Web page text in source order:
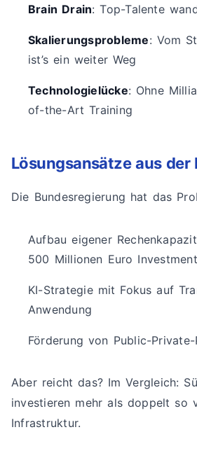
Brain Drain: Top-Talente
Skalierungsprobleme: Vom
ist’s ein weiter Weg
Technologielücke: Ohne
of-the-Art Training
Lösungsansätze aus der
Die Bundesregierung hat das
Aufbau eigener
500 Millionen Euro
KI-Strategie mit Fokus auf
Anwendung
Förderung von Public-
Aber reicht das? Im Vergleich:
investieren mehr als doppelt so
Infrastruktur.